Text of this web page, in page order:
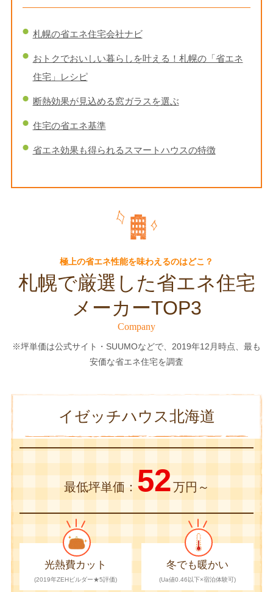
札幌の省エネ住宅会社ナビ
おトクでおいしい暮らしを叶える！札幌の「省エネ
住宅」レシピ
断熱効果が見込める窓ガラスを選ぶ
住宅の省エネ基準
省エネ効果も得られるスマートハウスの特徴
極上の省エネ性能を味わえるのはどこ？
札幌で厳選した省エネ住宅
メーカーTOP3
Company
※坪単価は公式サイト・SUUMOなどで、2019年12月時点、最も
安価な省エネ住宅を調査
イゼッチハウス北海道
最低坪単価： 52万円～
光熱費カット
(2019年ZEHビルダー★5評価)
冬でも暖かい
(Ua値0.46以下×宿泊体験可)